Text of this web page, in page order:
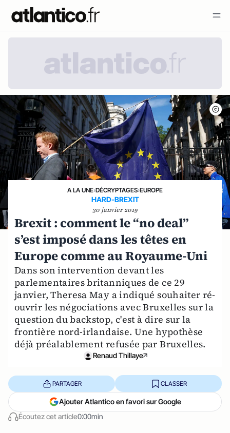
A LA UNE›DÉCRYPTAGES›EUROPE
HARD-BREXIT
30 janvier 2019
Brexit : comment le “no deal”
s’est imposé dans les têtes en
Europe comme au Royaume-Uni
Dans son intervention devant les
parlementaires britanniques de ce 29
janvier, Theresa May a indiqué souhaiter ré-
ouvrir les négociations avec Bruxelles sur la
question du backstop, c'est à dire sur la
frontière nord-irlandaise. Une hypothèse
déjà préalablement refusée par Bruxelles.
Renaud Thillaye
Écoutez cet article0:00min
PARTAGER CLASSER
Ajouter Atlantico en favori sur Google